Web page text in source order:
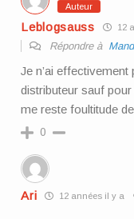
Auteur
Leblogsauss 12
Répondre à
Je n’ai
distributeur sauf
me reste foultitude
0
Ari 12 années il y a